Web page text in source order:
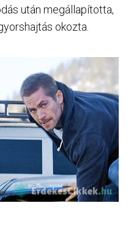
után megállapította,
okozta.